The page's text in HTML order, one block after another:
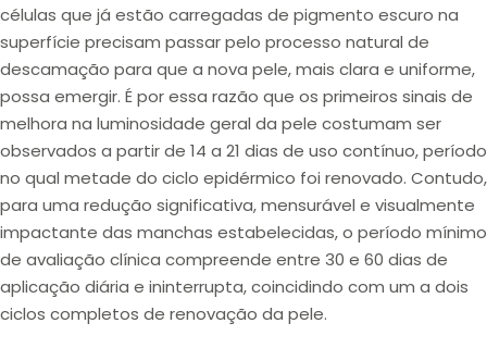
células que já estão carregadas de pigmento escuro na
superfície precisam passar pelo processo natural de
descamação para que a nova pele, mais clara e uniforme,
possa emergir. É por essa razão que os primeiros sinais de
melhora na luminosidade geral da pele costumam ser
observados a partir de 14 a 21 dias de uso contínuo, período
no qual metade do ciclo epidérmico foi renovado. Contudo,
para uma redução significativa, mensurável e visualmente
impactante das manchas estabelecidas, o período mínimo
de avaliação clínica compreende entre 30 e 60 dias de
aplicação diária e ininterrupta, coincidindo com um a dois
ciclos completos de renovação da pele.